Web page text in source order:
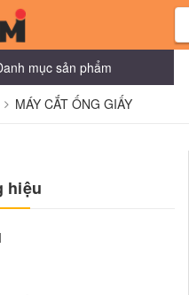
mục sản phẩm
MÁY CẮT ỐNG GIẤY
hiệu